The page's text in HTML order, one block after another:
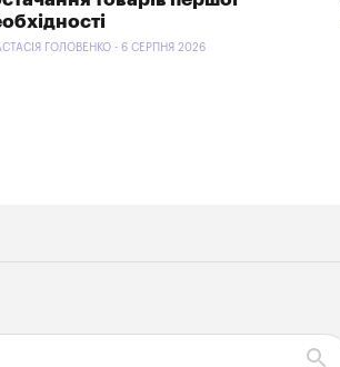
ГОЛОВЕНКО - 6 СЕРПНЯ 2026